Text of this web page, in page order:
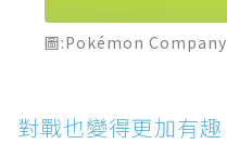
圖:Pokémon Company
對戰也變得更加有趣